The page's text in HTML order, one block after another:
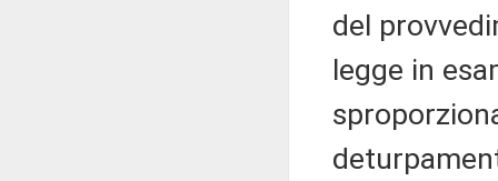
del
legge in